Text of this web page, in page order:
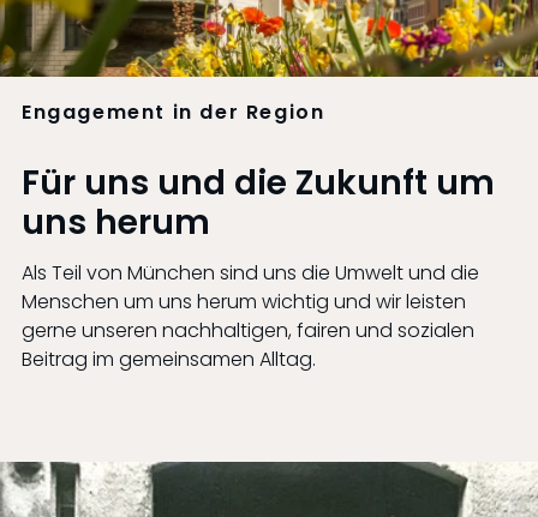
Engagement in der Region
Für uns und die Zukunft um
uns herum
Als Teil von München sind uns die Umwelt und die
Menschen um uns herum wichtig und wir leisten
gerne unseren nachhaltigen, fairen und sozialen
Beitrag im gemeinsamen Alltag.